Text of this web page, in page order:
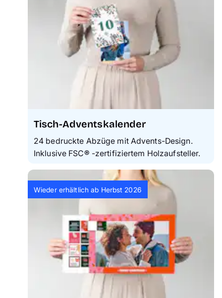
Tisch-Adventskalender
24 bedruckte Abzüge mit Advents-Design.
Inklusive FSC® -zertifiziertem Holzaufsteller.
Wieder erhältlich ab Herbst 2026